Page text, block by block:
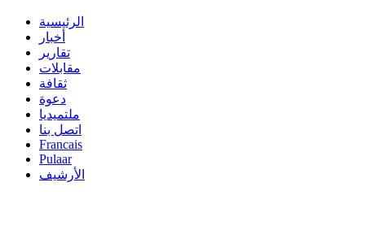
الرئيسية
أخبار
تقارير
مقابلات
ثقافة
دعوة
ملتميديا
اتصل بنا
Francais
Pulaar
الأرشيف